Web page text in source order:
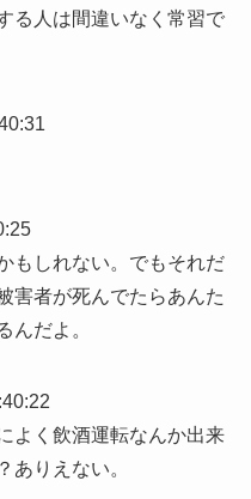
る人は間違いなく常習で
もしれない。でもそれだ
害者が死んでたらあんた
んだよ。
よく飲酒運転なんか出来
ありえない。